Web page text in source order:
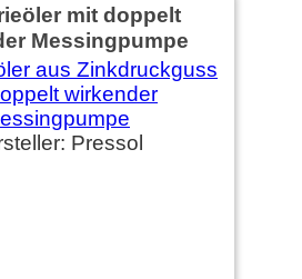
mit doppelt
Messingpumpe
Pressol